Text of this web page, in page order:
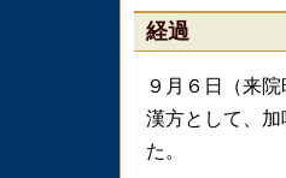
経過
９月６日（来院
漢方として、
た。